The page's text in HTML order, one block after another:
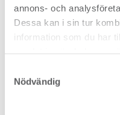
annons- och
Dessa kan i sin tur
information som du har
Nödvändig
Mill Manager
Tommy Oscarsson
70